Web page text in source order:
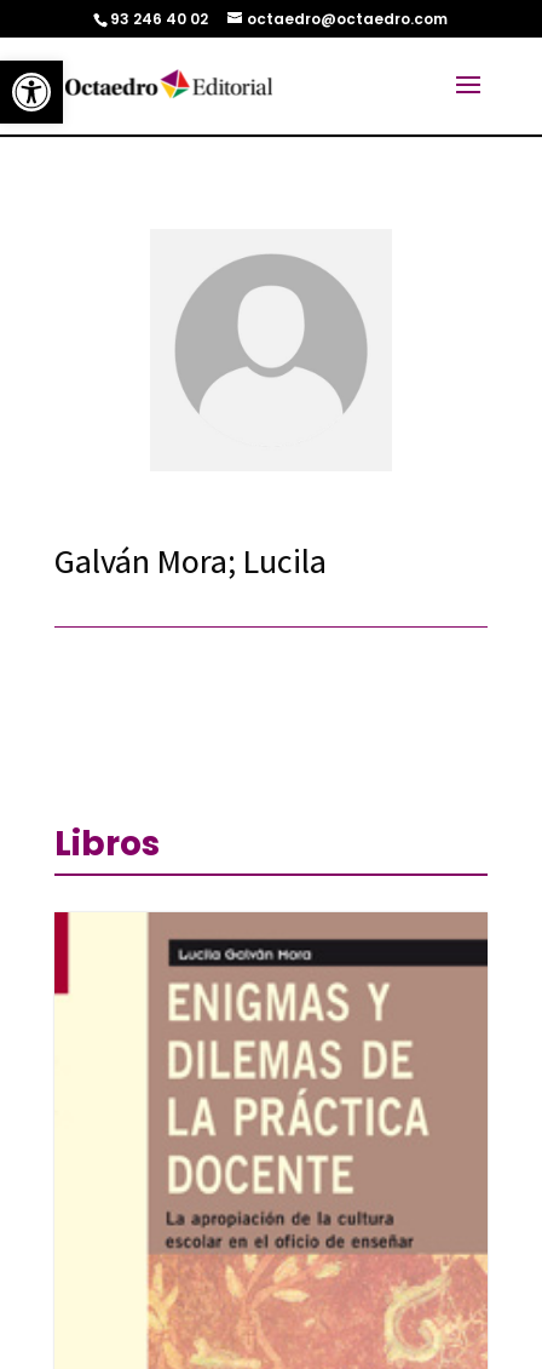
Abrir barra de herramientas
93 246 40 02 octaedro@octaedro.com
Galván Mora; Lucila
Libros